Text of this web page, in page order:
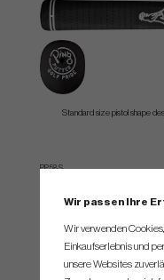
Standard size pistol shape
PP58 S
Wir passen Ihre
Wir verwenden
Einkaufserlebnis und
unsere Websites